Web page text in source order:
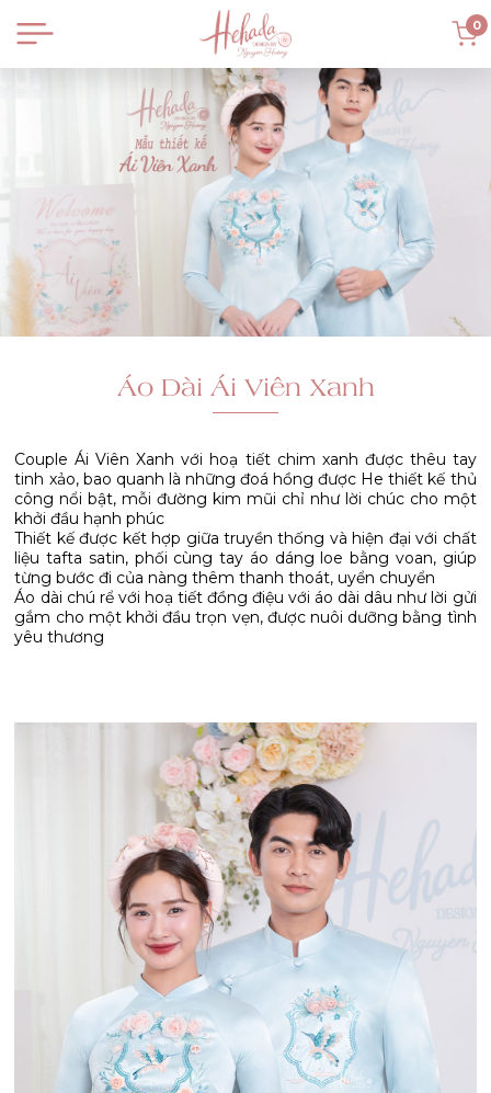
0
Áo Dài Ái Viên Xanh
Couple Ái Viên Xanh với hoạ tiết chim xanh được thêu tay
tinh xảo, bao quanh là những đoá hồng được He thiết kế thủ
công nổi bật, mỗi đường kim mũi chỉ như lời chúc cho một
khởi đầu hạnh phúc
Thiết kế được kết hợp giữa truyền thống và hiện đại với chất
liệu tafta satin, phối cùng tay áo dáng loe bằng voan, giúp
từng bước đi của nàng thêm thanh thoát, uyển chuyển
Áo dài chú rể với hoạ tiết đồng điệu với áo dài dâu như lời gửi
gắm cho một khởi đầu trọn vẹn, được nuôi dưỡng bằng tình